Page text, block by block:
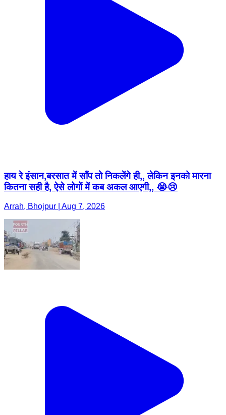
हाय रे इंसान,बरसात में साँप तो निकलेंगे ही,, लेकिन इनको मारना
कितना सही है, ऐसे लोगों में कब अकल आएगी,, 😭😢
Arrah, Bhojpur | Aug 7, 2026